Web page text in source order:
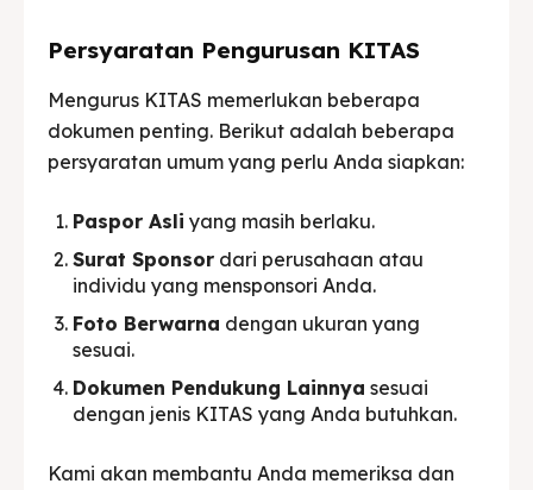
Persyaratan Pengurusan KITAS
Mengurus KITAS memerlukan beberapa
dokumen penting. Berikut adalah beberapa
persyaratan umum yang perlu Anda siapkan:
Paspor Asli yang masih berlaku.
Surat Sponsor dari perusahaan atau
individu yang mensponsori Anda.
Foto Berwarna dengan ukuran yang
sesuai.
Dokumen Pendukung Lainnya sesuai
dengan jenis KITAS yang Anda butuhkan.
Kami akan membantu Anda memeriksa dan